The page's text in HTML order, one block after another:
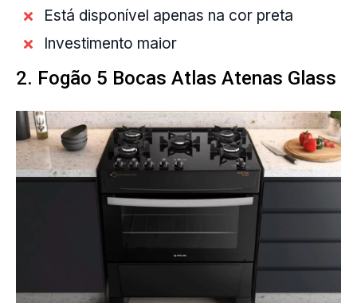
Está disponível apenas na cor preta
Investimento maior
2. Fogão 5 Bocas Atlas Atenas Glass